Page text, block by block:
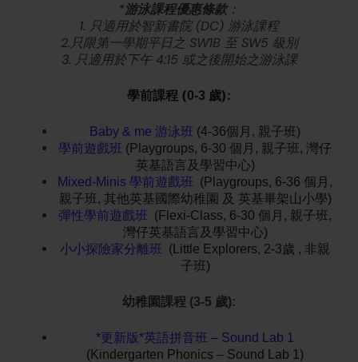
*游泳課程優惠條款：
1. 只適用於智新書院 (DC) 游泳課程
2.只限第一學期平日之 SW1B 至 SW5 級別
3. 只適用於下午 4:15 或之後開始之游泳課
學前課程 (0-3 歲):
Baby & me 游泳班 (4-36個月, 親子班)
學前遊戲班 (Playgroups, 6-30 個月, 親子班, 灣仔
英基語言及學習中心)
Mixed-Minis 學前遊戲班 (Playgroups, 6-36 個月,
親子班, 其他英基國際幼稚園 及 英基畢架山小學)
彈性學前遊戲班 (Flexi-Class, 6-30 個月, 親子班,
灣仔英基語言及學習中心)
小小探險家分離班 (Little Explorers, 2-3歲 , 非親
子班)
幼稚園課程 (3-5 歲):
*更新版*英語拼音班 – Sound Lab 1
(Kindergarten Phonics – Sound Lab 1)